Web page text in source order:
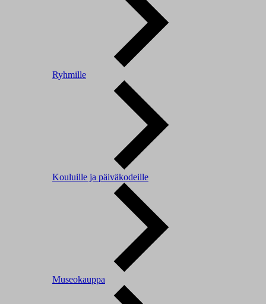
Ryhmille
Kouluille ja päiväkodeille
Museokauppa